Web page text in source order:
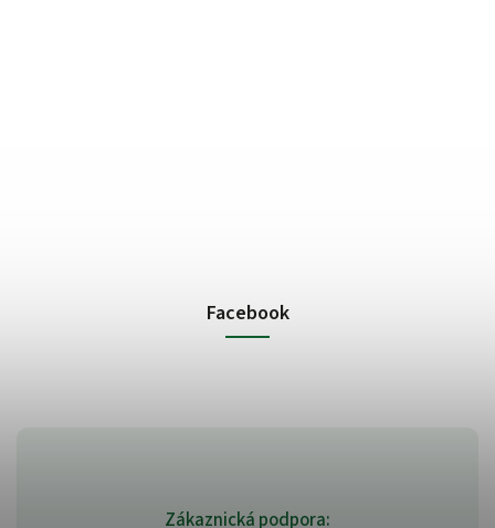
Zákaznická podpora:
Facebook